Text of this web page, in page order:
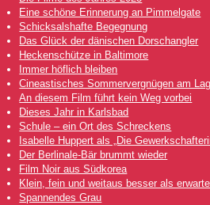
Eine schöne Erinnerung an Pimmelgate
Schicksalshafte Begegnung
Das Glück der dänischen Dorschangler
Heckenschütze in Baltimore
Immer höflich bleiben
Cineastisches Sommervergnügen am
An diesem Film führt kein Weg vorbei
Dieses Jahr in Karlsbad
Schule – ein Ort des Schreckens
Isabelle Huppert als „Die
Der Berlinale-Bär brummt wieder
Film Noir aus Südkorea
Klein, fein und weitaus besser als
Spannendes Grau